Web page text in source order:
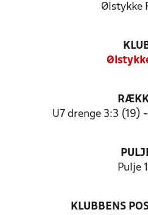
Ølstykke
U7 drenge 3:3 (19)
Pulje
KLUBBENS